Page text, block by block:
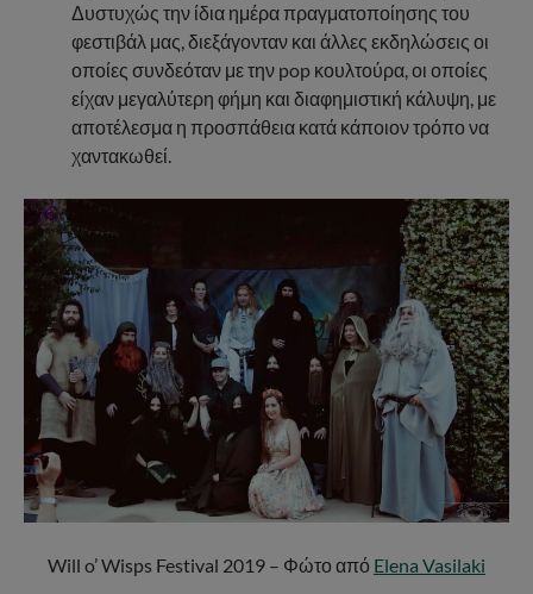
Δυστυχώς την ίδια ημέρα πραγματοποίησης του
φεστιβάλ μας, διεξάγονταν και άλλες εκδηλώσεις οι
οποίες συνδεόταν με την pop κουλτούρα, οι οποίες
είχαν μεγαλύτερη φήμη και διαφημιστική κάλυψη, με
αποτέλεσμα η προσπάθεια κατά κάποιον τρόπο να
χαντακωθεί.
Will o’ Wisps Festival 2019 – Φώτο από Elena Vasilaki